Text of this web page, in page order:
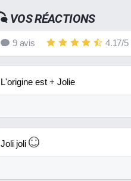
VOS RÉACTIONS
9avis 4.17/5
L'origine est + Jolie
Joli joli